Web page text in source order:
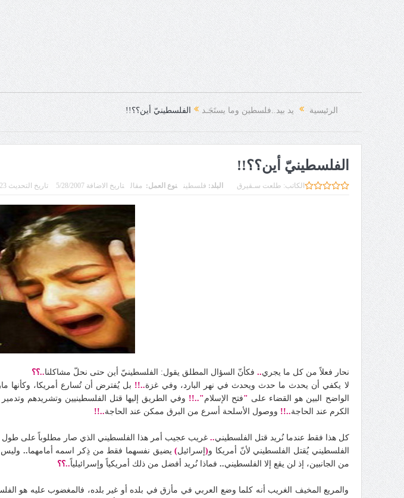
الرئيسية يد بيد..فلسطين وما يستَجَـد الفلسطينيّ أين؟؟!!
الفلسطينيّ أين؟؟!!
الكاتب: طلعت سـقيرق البلد: فلسطين نوع العمل:مقال تاريخ الاضافة 5/28/2007 تاريخ التحديث 11/18/2023 5:26:01 PM
نحار فعلاً من كل ما يجري.. فكأنّ السؤال المطلق يقول: الفلسطينيّ أين حتى نحلّ مشاكلنا..؟؟
لا يكفي أن يحدث ما حدث ويحدث في نهر البارد، وفي غزة..!! بل يُفترض أن تُسارع أمريكا، وكأنها
الواضح البين هو القضاء على "فتح الإسلام"..!! وفي الطريق إليها قتل الفلسطينيين وتشريدهم وتدمير
الكرم عند الحاجة..!! ووصول الأسلحة أسرع من البرق ممكن عند الحاجة..!!
كل هذا فقط عندما نُريد قتل الفلسطيني.. غريب عجيب أمر هذا الفلسطيني الذي صار مطلوباً على طول
الفلسطيني يُقتل الفلسطيني لأنّ أمريكا و(إسرائيل)يضيق نفسهما فقط من ذِكر اسمه أمامهما.. وليس
من الجانبين، إذ لن يقع إلا الفلسطيني.. فماذا نُريد أفضل من ذلك أمريكياً وإسرائيلياً..؟؟
والمريع المخيف الغريب أنه كلما وضع العربي في مأزق في بلده أو غير بلده، فالمغضوب عليه هو